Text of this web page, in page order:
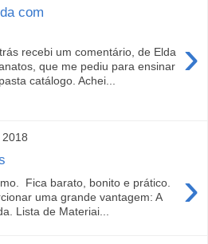
com
›
recebi um comentário, de Elda
que me pediu para ensinar
catálogo. Achei...
›
Fica barato, bonito e prático.
uma grande vantagem: A
Lista de Materiai...